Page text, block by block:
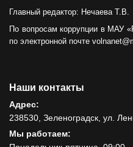
Главный редактор: Нечаева Т.В.
По вопросам коррупции в МАУ
по электронной почте
Наши контакты
Адрес:
238530, Зеленоградск, ул.
Мы работаем: